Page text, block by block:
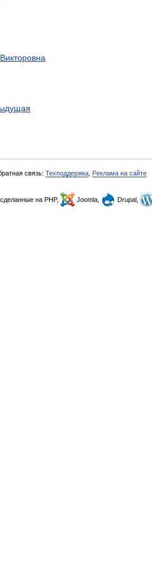
связь: Техподдержка Реклама на сайте
, сделанные на PHP, Joomla, Drupal,